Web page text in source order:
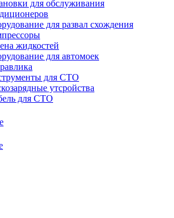
для обслуживания
для развал схождения
жидкостей
для автомоек
для СТО
утсройства
для СТО